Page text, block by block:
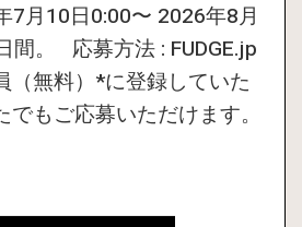
7月10日0:00〜 2026年8月
間。 応募方法 : FUDGE.jp
（無料）*に登録していた
もご応募いただけます。